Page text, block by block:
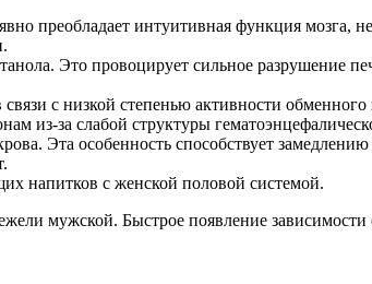
преобладает интуитивная функция мозга,
Это провоцирует сильное разрушение
с низкой степенью активности
из-за слабой структуры
Эта особенность способствует
напитков с женской половой системой.
мужской. Быстрое появление